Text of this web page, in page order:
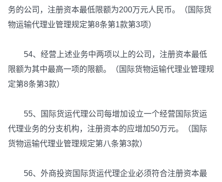
务的公司，注册资本最低限额为200万元人民币。（国际货
物运输代理业管理规定第8条第1款第3项）
54、经营上述业务中两项以上的公司，注册资本最低
限额为其中最高一项的限额。（国际货物运输代理业管理规
定第8条第3款）
55、国际货运代理公司每增加设立一个经营国际货运
代理业务的分支机构，注册资本的应增加50万元。（国际
货物运输代理业管理规定第八条第3款）
56、外商投资国际货运代理企业必须符合注册资本最